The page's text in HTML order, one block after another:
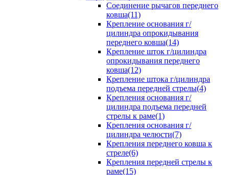
Cоединение рычагов переднего
ковша(11)
Крепление основания г/
цилиндра опрокидывания
переднего ковша(14)
Крепление шток г/цилиндра
опрокидывания переднего
ковша(12)
Крепление штока г/цилиндра
подъема передней стрелы(4)
Крепления основания г/
цилиндра подъема передней
стрелы к раме(1)
Крепления основания г/
цилиндра челюсти(7)
Крепления переднего ковша к
стреле(6)
Крепления передней стрелы к
раме(15)